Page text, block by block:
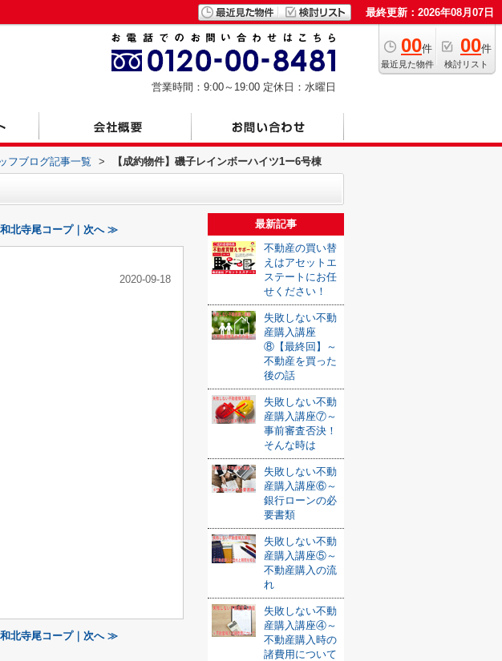
最終更新：2026年08月07日
00件
最近見た物件
00件
検討リスト
営業時間：9:00～19:00 定休日：水曜日
フブログ記事一覧 > 【成約物件】磯子レインボーハイツ1ー6号棟
和北寺尾コープ｜次へ ≫
2020-09-18
和北寺尾コープ｜次へ ≫
最新記事
不動産の買い替
えはアセットエ
ステートにお任
せください！
失敗しない不動
産購入講座
⑧【最終回】～
不動産を買った
後の話
失敗しない不動
産購入講座⑦～
事前審査否決！
そんな時は
失敗しない不動
産購入講座⑥～
銀行ローンの必
要書類
失敗しない不動
産購入講座⑤～
不動産購入の流
れ
失敗しない不動
産購入講座④～
不動産購入時の
諸費用について